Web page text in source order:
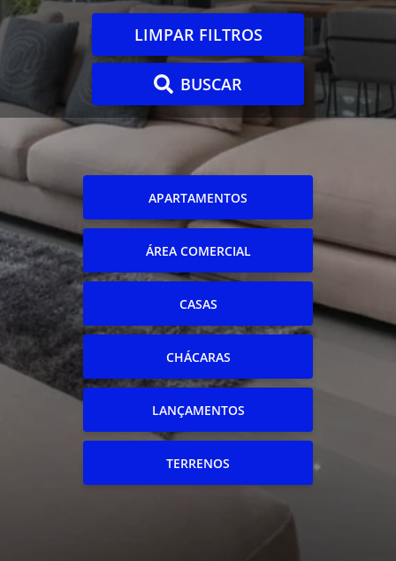
LIMPAR FILTROS
BUSCAR
APARTAMENTOS
ÁREA COMERCIAL
CASAS
CHÁCARAS
LANÇAMENTOS
TERRENOS